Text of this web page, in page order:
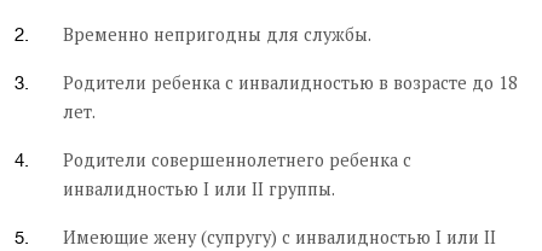
Временно непригодны для службы.
Родители ребенка с инвалидностью в возрасте до 18
лет.
Родители совершеннолетнего ребенка с
инвалидностью I или II группы.
Имеющие жену (супругу) с инвалидностью I или II